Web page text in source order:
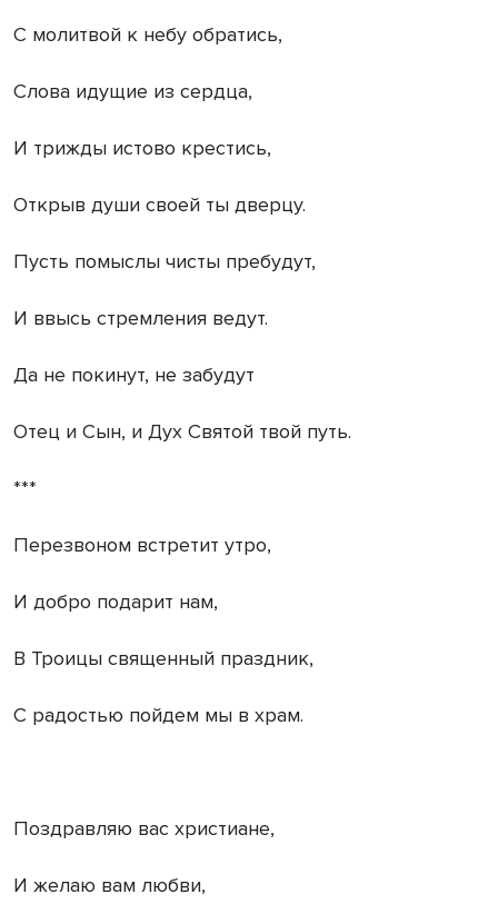
С молитвой к небу обратись,
Слова идущие из сердца,
И трижды истово крестись,
Открыв души своей ты дверцу.
Пусть помыслы чисты пребудут,
И ввысь стремления ведут.
Да не покинут, не забудут
Отец и Сын, и Дух Святой твой путь.
***
Перезвоном встретит утро,
И добро подарит нам,
В Троицы священный праздник,
С радостью пойдем мы в храм.
Поздравляю вас христиане,
И желаю вам любви,